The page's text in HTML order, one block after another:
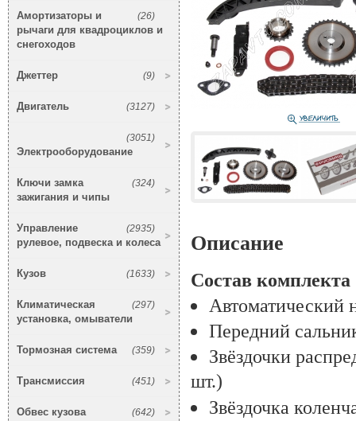
(26)
Амортизаторы и
рычаги для квадроциклов и
снегоходов
(9)
Джеттер
(3127)
Двигатель
(3051)
Электрооборудование
(324)
Ключи замка
зажигания и чипы
(2935)
Управление
рулевое, подвеска и колеса
(1633)
Кузов
(297)
Климатическая
установка, омыватели
(359)
Тормозная система
(451)
Трансмиссия
(642)
Обвес кузова
Описание
Состав комплекта
Автоматический
Передний
Звёздочки
шт.)
Звёздочка